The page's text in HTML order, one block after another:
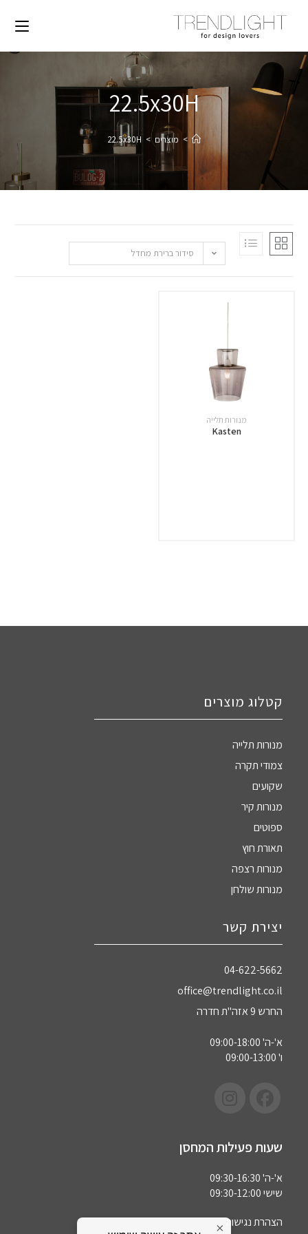
22.5x30H
> מוצרים >
22.5x30H
סידור ברירת מחדל
מנורות תלייה
Kasten
קטלוג מוצרים
מנורות תלייה
צמודי תקרה
שקועים
מנורות קיר
ספוטים
תאורת חוץ
מנורות רצפה
מנורות שולחן
יצירת קשר
04-622-5662‏
office@trendlight.co.il
החרש 9 אזה"ת חדרה
א'-ה' 09:00-18:00
ו' 09:00-13:00
שעות פעילות המחסן
א'-ה' 09:30-16:30
שישי 09:30-12:00
הצהרת נגישות×